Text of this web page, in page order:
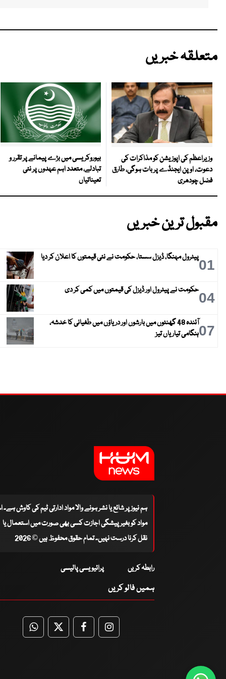
متعلقہ خبریں
وزیراعظم کی اپوزیشن کو مذاکرات کی
دعوت، اوپن ایجنڈے پر بات ہوگی، طارق
فضل چودھری
بیوروکریسی میں بڑے پیمانے پر تقرر و
تبادلے، متعدد اہم عہدوں پر نئی
تعیناتیاں
مقبول ترین خبریں
01پیٹرول مہنگا، ڈیزل سستا، حکومت نے نئی قیمتوں کا اعلان کر دیا
04حکومت نے پیٹرول اور ڈیزل کی قیمتوں میں کمی کر دی
07
آئندہ 48 گھنٹوں میں بارشوں اور دریاؤں میں طغیانی کا خدشہ،
ہنگامی تیاریاں تیز
ہم نیوز پر شائع یا نشر ہونے والا مواد ادارتی ٹیم کی کاوش
مواد کو بغیر پیشگی اجازت کسی بھی صورت میں استعمال یا
نقل کرنا درست نہیں۔ تمام حقوق محفوظ ہیں © 2026
رابطہ کریں پرائیویسی پالیسی
ہمیں فالو کریں
WhatsApp
TwitterFacebookFacebook